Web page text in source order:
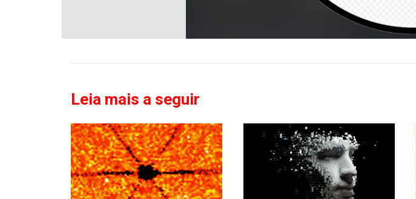
Leia mais a seguir